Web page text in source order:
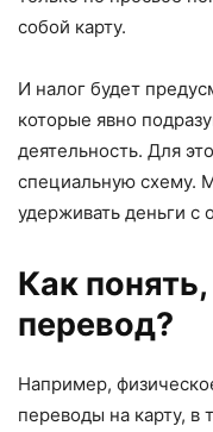
собой карту.
И налог будет
которые явно
деятельность. Для
специальную схему.
удерживать деньги с
Как понять,
перевод?
Например,
переводы на карту, в